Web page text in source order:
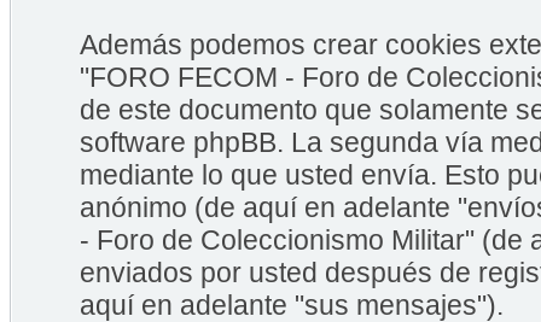
Además podemos crear cookies
"FORO FECOM - Foro de
de este documento que solamente
software phpBB. La segunda vía
mediante lo que usted envía. Esto
anónimo (de aquí en adelante
- Foro de Coleccionismo Militar" (de
enviados por usted después de
aquí en adelante "sus mensajes").